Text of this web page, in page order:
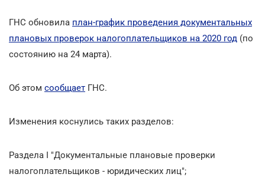
ГНС обновила план-график проведения документальных
плановых проверок налогоплательщиков на 2020 год (по
состоянию на 24 марта).
Об этом сообщает ГНС.
Изменения коснулись таких разделов:
Раздела І "Документальные плановые проверки
налогоплательщиков - юридических лиц";